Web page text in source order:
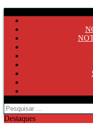
Pesquisar
por:
Destaques